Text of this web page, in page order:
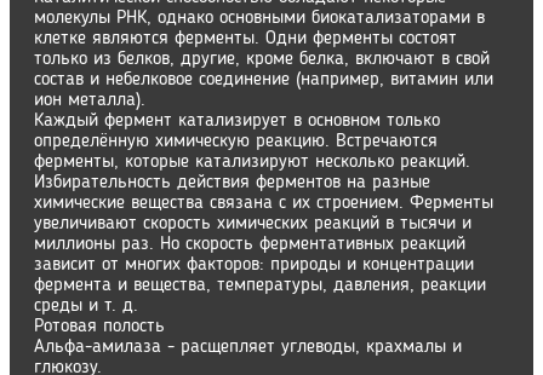
молекулы РНК, однако основными биокатализаторами в
клетке являются ферменты. Одни ферменты состоят
только из белков, другие, кроме белка, включают в свой
состав и небелковое соединение (например, витамин или
ион металла).
Каждый фермент катализирует в основном только
определённую химическую реакцию. Встречаются
ферменты, которые катализируют несколько реакций.
Избирательность действия ферментов на разные
химические вещества связана с их строением. Ферменты
увеличивают скорость химических реакций в тысячи и
миллионы раз. Но скорость ферментативных реакций
зависит от многих факторов: природы и концентрации
фермента и вещества, температуры, давления, реакции
среды и т. д.
Ротовая полость
Альфа-амилаза - расщепляет углеводы, крахмалы и
глюкозу.